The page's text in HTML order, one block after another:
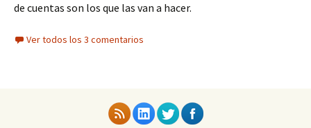
de cuentas son los que las van a hacer.
Ver todos los 3 comentarios